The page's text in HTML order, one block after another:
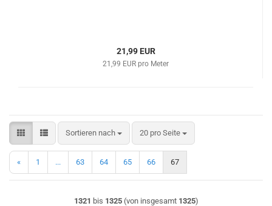
21,99 EUR
21,99 EUR pro Meter
Sortieren nach
Sortieren nach 20 pro Seite
pro Seite
« 1 ... 63 64 65 66 67
1321 bis 1325(von insgesamt 1325)